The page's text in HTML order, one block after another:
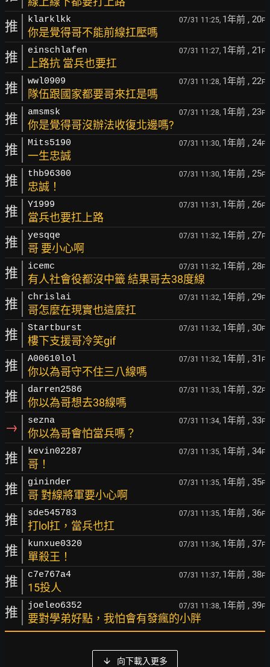
推 klarklkk 07/31 11:25, 1年前 , 20F
你是覺得哥不能前線扛壓嗎
推 einschlafen 07/31 11:27, 1年前 , 21 F
上路抗 當兵也要扛
推 wwl0909 07/31 11:28, 1年前 , 22F
隊伍跟國家都要哥來扛是嗎
推 amsmsk 07/31 11:28, 1年前 , 23F
你是覺得哥沒辦法收復北邊嗎?
推 Mits5190 07/31 11:30, 1年前 , 24F
一生忠誠
推 thb96300 07/31 11:30, 1年前 , 25F
忠誠！
推 Y1999 07/31 11:31, 1年前 , 26F
當兵也要扛上路
推 yesqqe 07/31 11:32, 1年前 , 27F
哥 要小心啊
推 icemc 07/31 11:32, 1年前 , 28F
有人社會役都沒中籤 結果哥去38度線
推 chrislai 07/31 11:32, 1年前 , 29F
哥怎麼在現實也這麼扛
推 Startburst 07/31 11:32, 1年前 , 30F
樓下支援哥冷笑gif
推 A00610lol 07/31 11:32, 1年前 , 31 F
你以為哥守不住三八線嗎
推 darren2586 07/31 11:33, 1年前 , 32F
你以為哥想去38線嗎
→ sezna 07/31 11:34, 1年前 , 33F
你以為哥會怕當兵嗎？
推 kevin02287 07/31 11:35, 1年前 , 34F
哥！
推 gininder 07/31 11:35, 1年前 , 35F
哥 對線將軍要小心啊
推 sde545783 07/31 11:35, 1年前 , 36F
打lol扛，當兵也扛
推 kunxue0320 07/31 11:36, 1年前 , 37F
單殺王！
推 c7e767a4 07/31 11:37, 1年前 , 38F
15投人
推 joeleo6352 07/31 11:38, 1年前 , 39F
要對學弟好點，我怕會有發瘋的小胖
向下載入更多